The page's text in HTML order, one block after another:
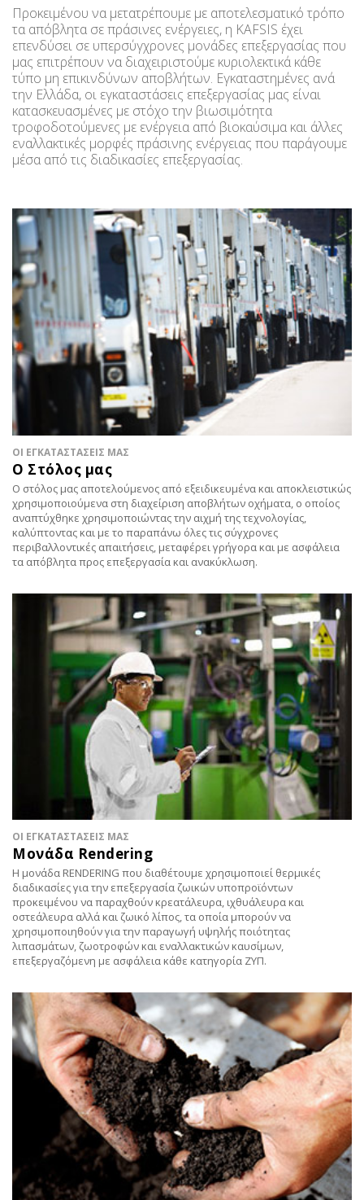
Προκειμένου να μετατρέπουμε με αποτελεσματικό τρόπο
τα απόβλητα σε πράσινες ενέργειες, η KAFSIS έχει
επενδύσει σε υπερσύγχρονες μονάδες επεξεργασίας που
μας επιτρέπουν να διαχειριστούμε κυριολεκτικά κάθε
τύπο μη επικινδύνων αποβλήτων. Εγκαταστημένες ανά
την Ελλάδα, οι εγκαταστάσεις επεξεργασίας μας είναι
κατασκευασμένες με στόχο την βιωσιμότητα
τροφοδοτούμενες με ενέργεια από βιοκαύσιμα και άλλες
εναλλακτικές μορφές πράσινης ενέργειας που παράγουμε
μέσα από τις διαδικασίες επεξεργασίας.
ΟΙ ΕΓΚΑΤΑΣΤΑΣΕΙΣ ΜΑΣ
Ο Στόλος μας
Ο στόλος μας αποτελούμενος από εξειδικευμένα και αποκλειστικώς
χρησιμοποιούμενα στη διαχείριση αποβλήτων οχήματα, ο οποίος
αναπτύχθηκε χρησιμοποιώντας την αιχμή της τεχνολογίας,
καλύπτοντας και με το παραπάνω όλες τις σύγχρονες
περιβαλλοντικές απαιτήσεις, μεταφέρει γρήγορα και με ασφάλεια
τα απόβλητα προς επεξεργασία και ανακύκλωση.
ΟΙ ΕΓΚΑΤΑΣΤΑΣΕΙΣ ΜΑΣ
Μονάδα Rendering
Η μονάδα RENDERING που διαθέτουμε χρησιμοποιεί θερμικές
διαδικασίες για την επεξεργασία ζωικών υποπροϊόντων
προκειμένου να παραχθούν κρεατάλευρα, ιχθυάλευρα και
οστεάλευρα αλλά και ζωικό λίπος, τα οποία μπορούν να
χρησιμοποιηθούν για την παραγωγή υψηλής ποιότητας
λιπασμάτων, ζωοτροφών και εναλλακτικών καυσίμων,
επεξεργαζόμενη με ασφάλεια κάθε κατηγορία ΖΥΠ.